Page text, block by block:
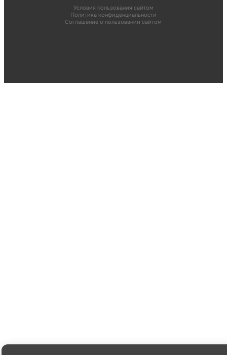
Условия пользования сайтом
Политика конфиденциальности
Соглашение о пользовании сайтом